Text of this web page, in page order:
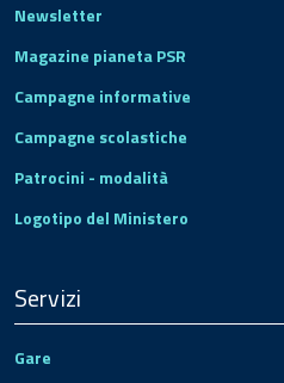
Newsletter
Magazine pianeta PSR
Campagne informative
Campagne scolastiche
Patrocini - modalità
Logotipo del Ministero
Servizi
Gare